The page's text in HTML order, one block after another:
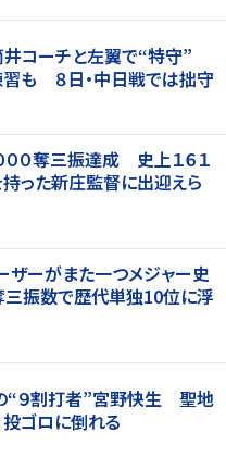
コーチと左翼で“特守”
も ８日・中日戦では拙守
００奪三振達成 史上１６１
った新庄監督に出迎えら
ザーがまた一つメジャー史
振数で歴代単独10位に浮
“９割打者”宮野快生 聖地
ゴロに倒れる